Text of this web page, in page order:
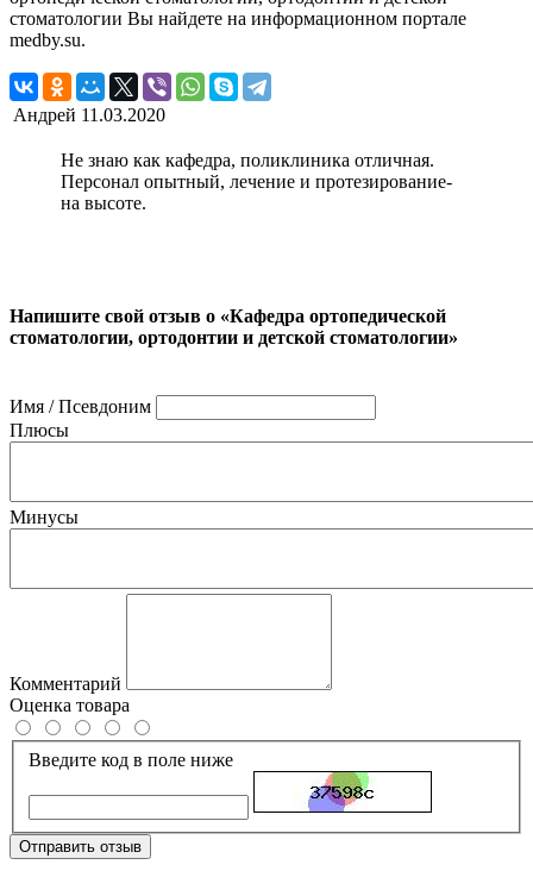
стоматологии Вы найдете на информационном портале
medby.su.
Андрей 11.03.2020
Не знаю как кафедра, поликлиника отличная.
Персонал опытный, лечение и протезирование-
на высоте.
Напишите свой отзыв о «Кафедра ортопедической
стоматологии, ортодонтии и детской стоматологии»
Имя / Псевдоним
Плюсы
Минусы
Комментарий
Оценка товара
Введите код в поле ниже
Отправить отзыв